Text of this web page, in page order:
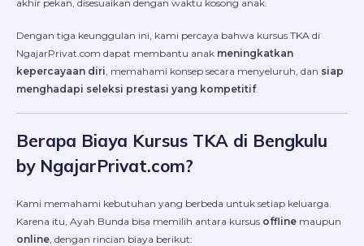
akhir pekan, disesuaikan dengan waktu kosong anak.
Dengan tiga keunggulan ini, kami percaya bahwa kursus TKA di
NgajarPrivat.com dapat membantu anak meningkatkan
kepercayaan diri , memahami konsep secara menyeluruh, dan siap
menghadapi seleksi prestasi yang kompetitif.
Berapa Biaya Kursus TKA di Bengkulu
by NgajarPrivat.com?
Kami memahami kebutuhan yang berbeda untuk setiap keluarga.
Karena itu, Ayah Bunda bisa memilih antara kursus offline maupun
online , dengan rincian biaya berikut: